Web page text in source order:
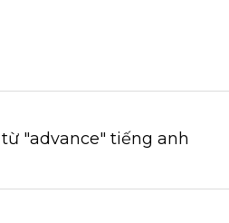
"advance" tiếng anh